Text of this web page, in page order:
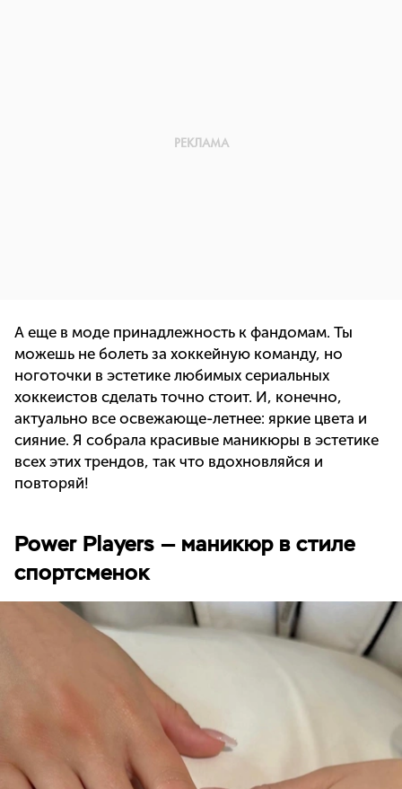
А еще в моде принадлежность к фандомам. Ты
можешь не болеть за хоккейную команду, но
ноготочки в эстетике любимых сериальных
хоккеистов сделать точно стоит. И, конечно,
актуально все освежающе-летнее: яркие цвета и
сияние. Я собрала красивые маникюры в эстетике
всех этих трендов, так что вдохновляйся и
повторяй!
Power Players — маникюр в стиле
спортсменок